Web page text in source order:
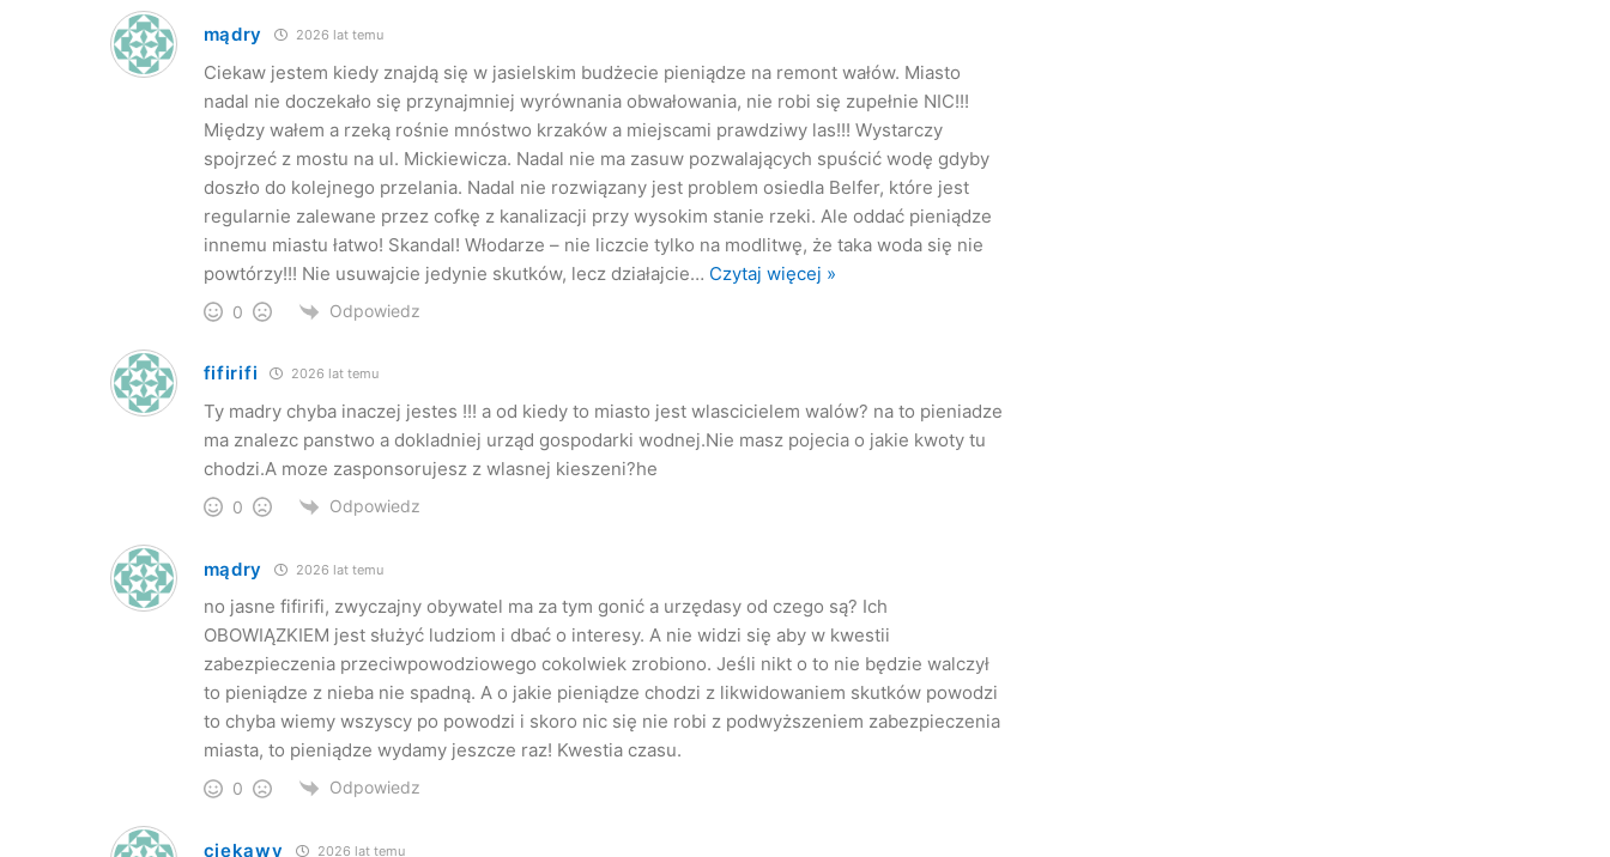
mądry 2026 lat temu
Ciekaw jestem kiedy znajdą się w jasielskim budżecie pieniądze na remont wałów. Miasto
nadal nie doczekało się przynajmniej wyrównania obwałowania, nie robi się zupełnie NIC!!!
Między wałem a rzeką rośnie mnóstwo krzaków a miejscami prawdziwy las!!! Wystarczy
spojrzeć z mostu na ul. Mickiewicza. Nadal nie ma zasuw pozwalających spuścić wodę gdyby
doszło do kolejnego przelania. Nadal nie rozwiązany jest problem osiedla Belfer, które jest
regularnie zalewane przez cofkę z kanalizacji przy wysokim stanie rzeki. Ale oddać pieniądze
innemu miastu łatwo! Skandal! Włodarze – nie liczcie tylko na modlitwę, że taka woda się nie
powtórzy!!! Nie usuwajcie jedynie skutków, lecz działajcie… Czytaj więcej »
0 Odpowiedz
fifirifi 2026 lat temu
Ty madry chyba inaczej jestes !!! a od kiedy to miasto jest wlascicielem walów? na to pieniadze
ma znalezc panstwo a dokladniej urząd gospodarki wodnej.Nie masz pojecia o jakie kwoty tu
chodzi.A moze zasponsorujesz z wlasnej kieszeni?he
0 Odpowiedz
mądry 2026 lat temu
no jasne fifirifi, zwyczajny obywatel ma za tym gonić a urzędasy od czego są? Ich
OBOWIĄZKIEM jest służyć ludziom i dbać o interesy. A nie widzi się aby w kwestii
zabezpieczenia przeciwpowodziowego cokolwiek zrobiono. Jeśli nikt o to nie będzie walczył
to pieniądze z nieba nie spadną. A o jakie pieniądze chodzi z likwidowaniem skutków powodzi
to chyba wiemy wszyscy po powodzi i skoro nic się nie robi z podwyższeniem zabezpieczenia
miasta, to pieniądze wydamy jeszcze raz! Kwestia czasu.
0 Odpowiedz
ciekawy 2026 lat temu